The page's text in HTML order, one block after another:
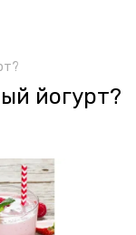
йогурт?